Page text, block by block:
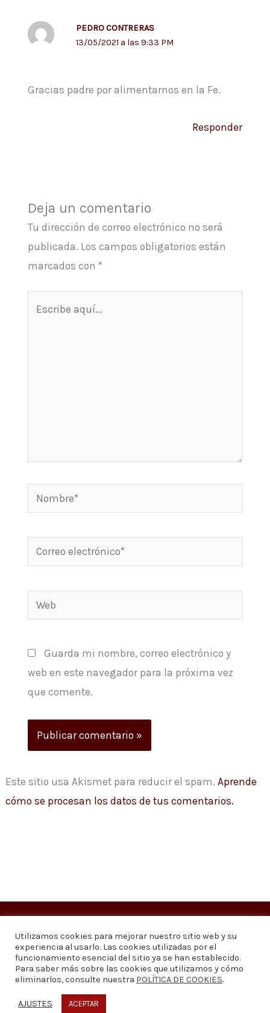
PEDRO CONTRERAS
13/05/2021 a las 9:33 PM
Gracias padre por alimentarnos en la Fe.
Responder
Deja un comentario
Tu dirección de correo electrónico no será
publicada. Los campos obligatorios están
marcados con *
Nombre*
Correo
electrónico*
Web
Guarda mi nombre, correo electrónico y
web en este navegador para la próxima vez
que comente.
Este sitio usa Akismet para reducir el spam. Aprende
cómo se procesan los datos de tus comentarios.
Copyright © 2026Visión 20/20 Noticias
Visión 20/20 Noticias - Edición 1.095
Contáctenos
Quiénes somos
Política de privacidad
Utilizamos cookies para mejorar nuestro sitio web y su
experiencia al usarlo. Las cookies utilizadas por el
funcionamiento esencial del sitio ya se han establecido.
Para saber más sobre las cookies que utilizamos y cómo
eliminarlos, consulte nuestra POLÍTICA DE COOKIES.
AJUSTES ACEPTAR